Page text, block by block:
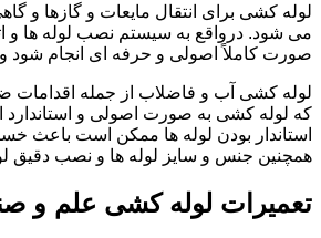
لوله کشی برای انتقال مایعات و گازها و
می شود. درواقع به سیستم نصب لوله ها و
صورت کاملاً اصولی و حرفه ای انجام شود و
لوله کشی آب و فاضلاب از جمله
که لوله کشی به صورت اصولی و استاندارد
استاندار بودن لوله ها ممکن است باعث
همچنین جنس و سایز لوله ها و نصب دقیق
تعمیرات لوله کشی علم و